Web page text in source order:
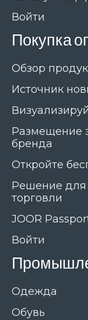
Войти
Покупка
Обзор
Источник
Размещение
бренда
Откройте
Решение для
торговли
JOOR
Войти
Одежда
Обувь